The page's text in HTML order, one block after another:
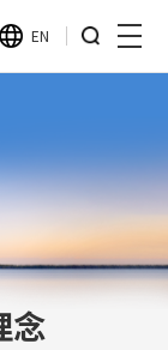
EN
念